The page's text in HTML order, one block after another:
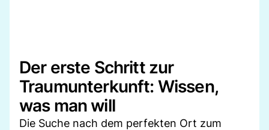
Der erste Schritt zur
Traumunterkunft: Wissen,
was man will
Die Suche nach dem perfekten Ort zum